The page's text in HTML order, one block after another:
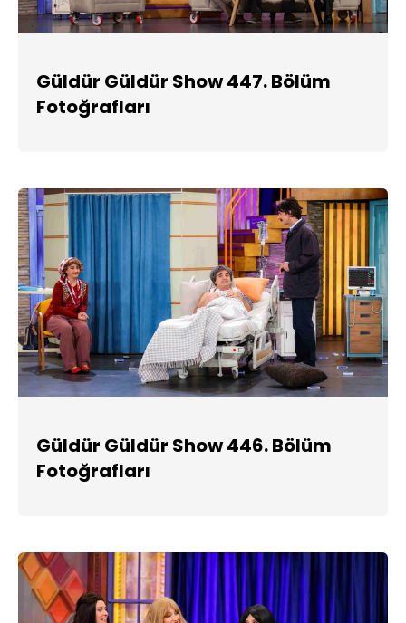
Güldür Güldür Show 447. Bölüm
Fotoğrafları
Güldür Güldür Show 446. Bölüm
Fotoğrafları